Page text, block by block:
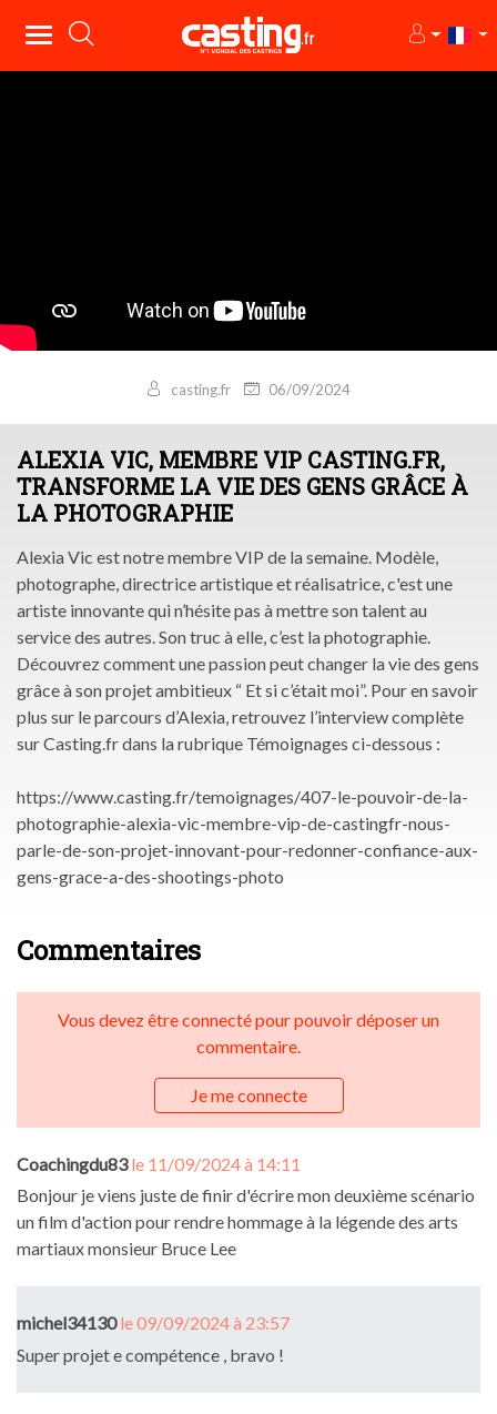
casting.fr 06/09/2024
ALEXIA VIC, MEMBRE VIP CASTING.FR,
TRANSFORME LA VIE DES GENS GRÂCE À
LA PHOTOGRAPHIE
Alexia Vic est notre membre VIP de la semaine. Modèle,
photographe, directrice artistique et réalisatrice, c'est une
artiste innovante qui n’hésite pas à mettre son talent au
service des autres. Son truc à elle, c’est la photographie.
Découvrez comment une passion peut changer la vie des gens
grâce à son projet ambitieux “ Et si c’était moi”. Pour en savoir
plus sur le parcours d’Alexia, retrouvez l’interview complète
sur Casting.fr dans la rubrique Témoignages ci-dessous :
https://www.casting.fr/temoignages/407-le-pouvoir-de-la-
photographie-alexia-vic-membre-vip-de-castingfr-nous-
parle-de-son-projet-innovant-pour-redonner-confiance-aux-
gens-grace-a-des-shootings-photo
Commentaires
Vous devez être connecté pour pouvoir déposer un
commentaire.
Je me connecte
Coachingdu83 le 11/09/2024 à 14:11
Bonjour je viens juste de finir d'écrire mon deuxième scénario
un film d'action pour rendre hommage à la légende des arts
martiaux monsieur Bruce Lee
michel34130 le 09/09/2024 à 23:57
Super projet e compétence , bravo !